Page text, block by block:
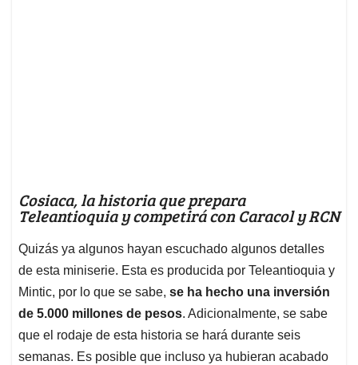
Cosiaca, la historia que prepara
Teleantioquia y competirá con Caracol y RCN
Quizás ya algunos hayan escuchado algunos detalles
de esta miniserie. Esta es producida por Teleantioquia y
Mintic, por lo que se sabe, se ha hecho una inversión
de 5.000 millones de pesos. Adicionalmente, se sabe
que el rodaje de esta historia se hará durante seis
semanas. Es posible que incluso ya hubieran acabado